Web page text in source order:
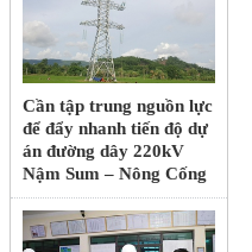
Cần tập trung nguồn lực
để đẩy nhanh tiến độ dự
án đường dây 220kV
Nậm Sum – Nông Cống